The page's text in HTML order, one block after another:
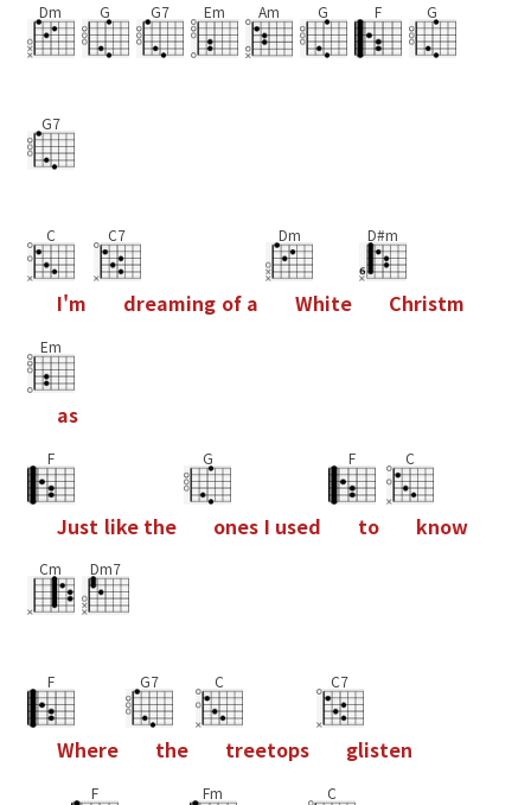
Dm G G7 Em Am G F G
G7
C
I'm
C7
dreaming of a
Dm
White
D#m
Christm
Em
as
F
Just like the
G
ones I used
F
to
C
know
Cm Dm7
F
Where
G7
the
C
treetops
C7
glisten
F Fm C